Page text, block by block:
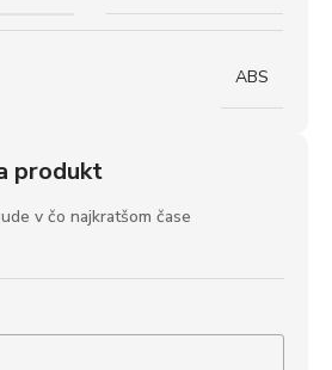
ABS
produkt
v čo najkratšom čase